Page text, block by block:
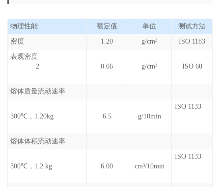
物理性能 额定值 单位 测试方法
密度 1.20 g/cm³ ISO 1183
表观密度
2
0.66 g/cm³ ISO 60
熔体质量流动速率
300℃，1.20kg 6.5 g/10min
ISO 1133
熔体体积流动速率
300℃，1.2 kg 6.00 cm³/10min
ISO 1133